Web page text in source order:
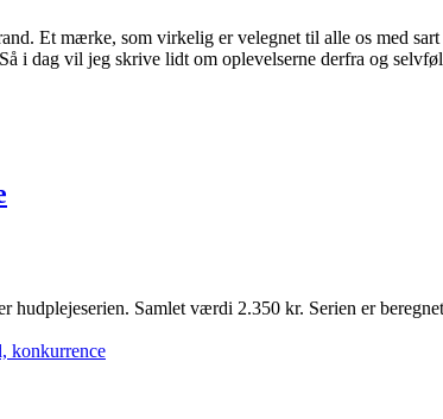
Et mærke, som virkelig er velegnet til alle os med
i dag vil jeg skrive lidt om oplevelserne derfra og
Samlet værdi 2.350 kr. Serien er